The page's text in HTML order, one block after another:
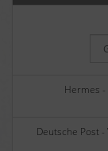
Hermes -
Deutsche Post -